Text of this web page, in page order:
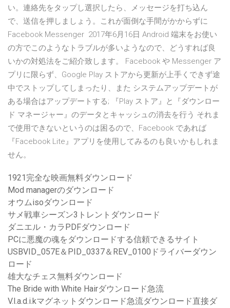
い。連絡先をタップし選択したら、メッセージを打ち込ん
で、送信を押しましょう。これが面倒な手間がかからずに
Facebook Messenger 2017年6月16日 Android 端末をお使い
の方でこのようなトラブルが多いようなので、どうすれば良
いかの対処法をご紹介致します。 Facebook や Messenger ア
プリに限らず、Google Play ストアから更新が上手くできず途
中でストップしてしまったり、また システムアップデートが
ある場合はアップデートする; 『Play ストア』と『ダウンロー
ド マネージャー』のデータとキャッシュの消去を行う それま
で使用できないというのは困るので、Facebook であれば
『Facebook Lite』アプリを使用してみるのも良いかもしれま
せん。
1921完全な映画無料ダウンロード
Mod managerのダウンロード
オウムisoダウンロード
サメ戦車シーズン3トレントダウンロード
ダニエル・カラPDFダウンロード
PCに悪魔の魂をダウンロードする信頼できるサイト
USBVID_057E＆PID_0337＆REV_0100ドライバーダウン
ロード
雄大なチェス無料ダウンロード
The Bride with White Hairダウンロード急流
V.l.a.d.i.kマグネットダウンロード急流ダウンロード直接ダ